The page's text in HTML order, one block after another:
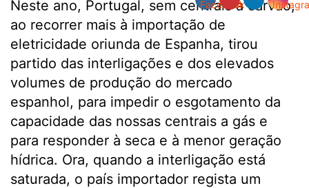
Neste ano, Portugal, sem centrais a carvão,
ao recorrer mais à importação de
eletricidade oriunda de Espanha, tirou
partido das interligações e dos elevados
volumes de produção do mercado
espanhol, para impedir o esgotamento da
capacidade das nossas centrais a gás e
para responder à seca e à menor geração
hídrica. Ora, quando a interligação está
saturada, o país importador regista um